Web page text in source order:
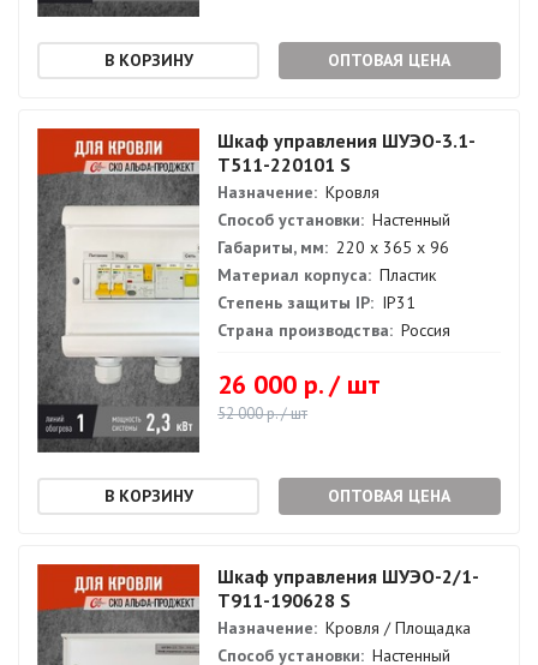
ОПТОВАЯ ЦЕНА
Шкаф управления ШУЭО-3.1-
Т511-220101 S
Назначение: Кровля
Способ установки: Настенный
Габариты, мм: 220 х 365 х 96
Материал корпуса: Пластик
Степень защиты IP: IP31
Страна производства: Россия
26 000 р. / шт
52 000 р. / шт
ОПТОВАЯ ЦЕНА
Шкаф управления ШУЭО-2/1-
Т911-190628 S
Назначение: Кровля / Площадка
Способ установки: Настенный